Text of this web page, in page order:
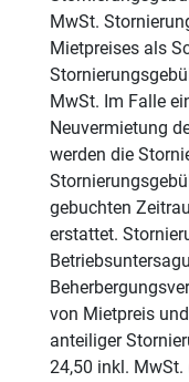
MwSt.
Mietpreises als
MwSt. Im Falle
Neuvermietung
werden die
gebuchten
erstattet.
von Mietpreis
anteiliger
24,50 inkl. MwSt.